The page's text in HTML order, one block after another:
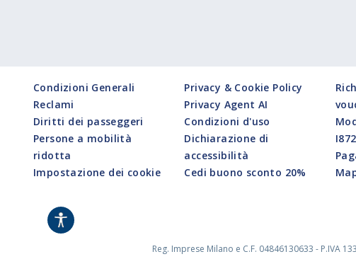
Condizioni Generali
Reclami
Diritti dei passeggeri
Persone a mobilità
ridotta
Impostazione dei cookie
Privacy & Cookie Policy
Privacy Agent AI
Condizioni d'uso
Dichiarazione di
accessibilità
Cedi buono sconto 20%
I872
Reg. Imprese Milano e C.F. 04846130633 - P.IVA